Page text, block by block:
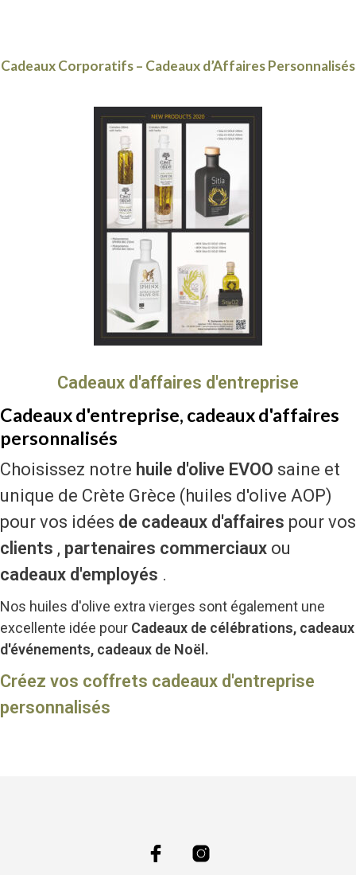
Cadeaux Corporatifs – Cadeaux d’Affaires Personnalisés
Cadeaux d'affaires d'entreprise
Cadeaux d'entreprise, cadeaux d'affaires
personnalisés
Choisissez notre huile d'olive EVOO saine et
unique de Crète Grèce (huiles d'olive AOP)
pour vos idées de cadeaux d'affaires pour vos
clients , partenaires commerciaux ou
cadeaux d'employés .
Nos huiles d'olive extra vierges sont également une
excellente idée pour Cadeaux de célébrations, cadeaux
d'événements, cadeaux de Noël.
Créez vos coffrets cadeaux d'entreprise
personnalisés